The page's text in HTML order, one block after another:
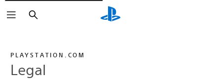
PLAYSTATION.COM
Legal